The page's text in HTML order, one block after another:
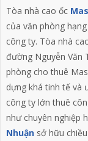
Tòa nhà cao ốc
của văn phòng
công ty. Tòa nhà
đường Nguyễn Văn
phòng cho thuê
dựng khá tinh tế và
công ty lớn thuê
như chuyên nghiệp
Nhuậnsở hữu